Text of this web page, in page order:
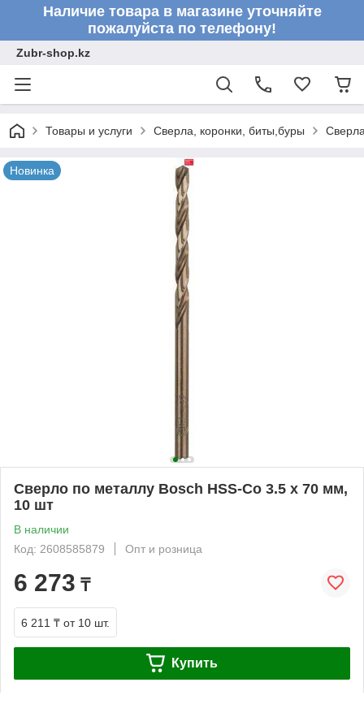
Наличие товара в магазине уточняйте
пожалуйста по телефону!
Zubr-shop.kz
Товары и услуги Сверла, коронки, биты,буры
Новинка
Сверло по металлу Bosch HSS-Co 3.5 x 70 мм,
10 шт
В наличии
Код: 2608585879
Опт и розница
6 273 ₸
6 211 ₸ от 10 шт.
Купить